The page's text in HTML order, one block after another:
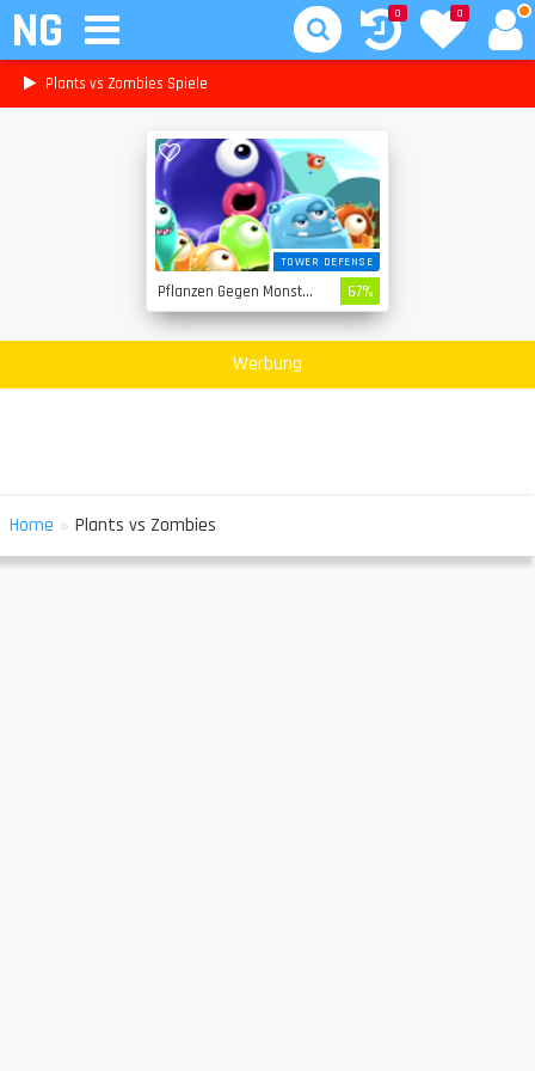
NG 0
0
Plants vs Zombies Spiele
TOWER DEFENSE
Pflanzen Gegen Monster 67%
Werbung
Home » Plants vs Zombies